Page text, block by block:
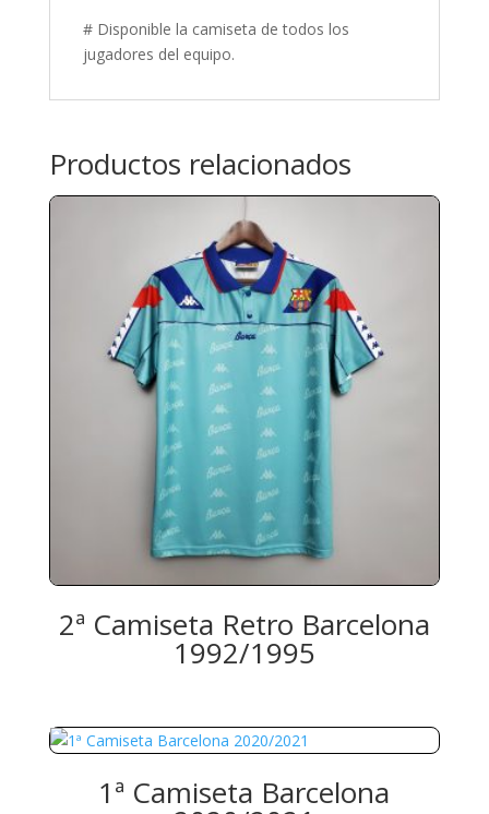
# Disponible la camiseta de todos los
jugadores del equipo.
Productos relacionados
2ª Camiseta Retro Barcelona
1992/1995
1ª Camiseta Barcelona